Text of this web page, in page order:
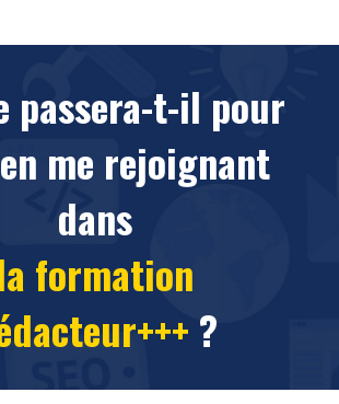
passera-t-il pour
me rejoignant
dans
formation
?